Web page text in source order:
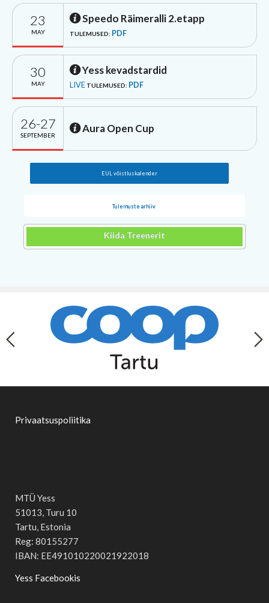
23
MAY
Speedo Räimeralli 2.etapp
TULEMUSED: PDF
30
MAY
Yess kevadstardid
LIVE TULEMUSED: PDF
26-27
SEPTEMBER
Aura Open Cup
EUL võistluskalender
Tulemuste arhiiv
Kiida Treenerit
Privaatsuspoliitika
MTÜ Yess
51013, Turu 10
Tartu, Estonia
Reg: 80155277
IBAN: EE491010220021922018
Yess Facebookis